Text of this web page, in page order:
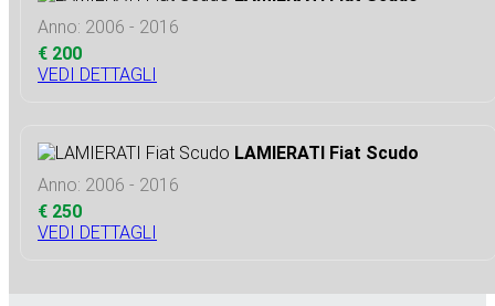
Anno: 2006 - 2016
€ 200
VEDI DETTAGLI
LAMIERATI Fiat Scudo
Anno: 2006 - 2016
€ 250
VEDI DETTAGLI